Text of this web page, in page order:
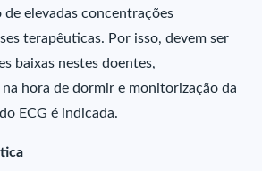
de elevadas concentrações
terapêuticas. Por isso, devem ser
baixas nestes doentes,
hora de dormir e monitorização da
ECG é indicada.